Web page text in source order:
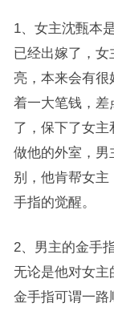
1、女主沈甄本
已经出嫁了，
亮，本来会有很
着一大笔钱，差
了，保下了女主
做他的外室，男
别，他肯帮女主
手指的觉醒。
2、男主的金手
无论是他对女主
金手指可谓一路